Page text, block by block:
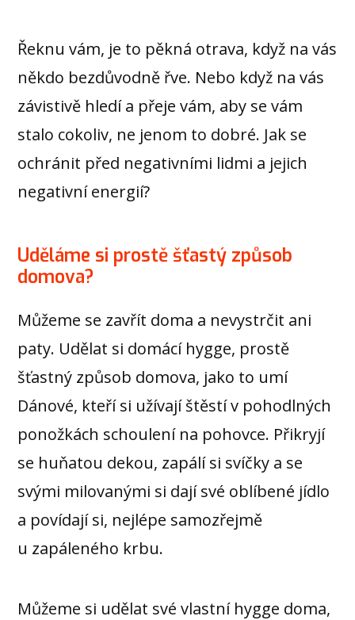
Řeknu vám, je to pěkná otrava, když na vás
někdo bezdůvodně řve. Nebo když na vás
závistivě hledí a přeje vám, aby se vám
stalo cokoliv, ne jenom to dobré. Jak se
ochránit před negativními lidmi a jejich
negativní energií?
Uděláme si prostě šťastý způsob
domova?
Můžeme se zavřít doma a nevystrčit ani
paty. Udělat si domácí hygge, prostě
šťastný způsob domova, jako to umí
Dánové, kteří si užívají štěstí v pohodlných
ponožkách schoulení na pohovce. Přikryjí
se huňatou dekou, zapálí si svíčky a se
svými milovanými si dají své oblíbené jídlo
a povídají si, nejlépe samozřejmě
u zapáleného krbu.
Můžeme si udělat své vlastní hygge doma,